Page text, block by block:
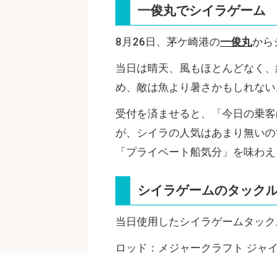
一俊丸でシイラゲーム
8月26日、茅ケ崎港の一俊丸から
当日は晴天、風もほとんどなく
め、敵は魚より暑さかもしれない
受付を済ませると、「今日の乗
が、シイラの人気はあまり無い
「プライベート船気分」を味わ
シイラゲームのタック
当日使用したシイラゲームタック
ロッド：メジャークラフト ジャ